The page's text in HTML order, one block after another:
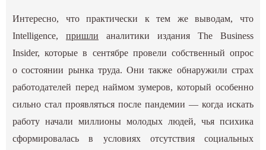
Интересно, что практически к тем же выводам, что
Intelligence,пришли аналитики издания The Business
Insider, которые в сентябре провели собственный опрос
о состоянии рынка труда. Они также обнаружили страх
работодателей перед наймом зумеров, который особенно
сильно стал проявляться после пандемии — когда искать
работу начали миллионы молодых людей, чья психика
сформировалась в условиях отсутствия социальных